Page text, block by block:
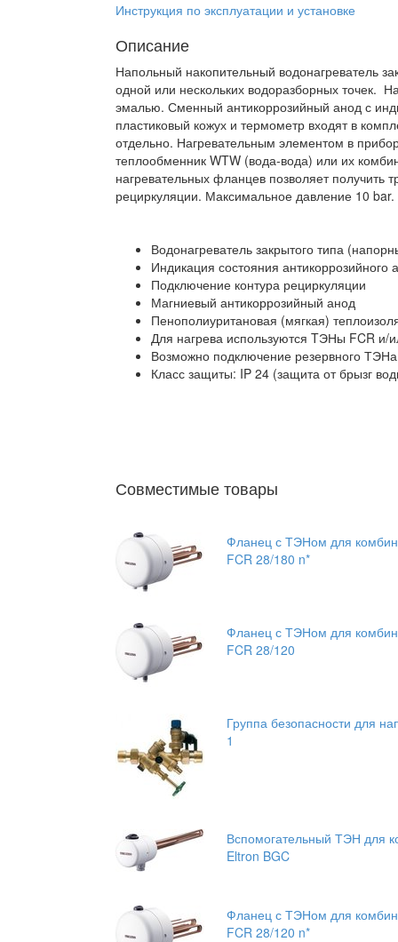
Инструкция по эксплуатации и установке
Описание
Напольный накопительный водонагреватель
одной или нескольких водоразборных точек.
эмалью. Сменный антикоррозийный анод с
пластиковый кожух и термометр входят в
отдельно. Нагревательным элементом в
теплообменник WTW (вода-вода) или их
нагревательных фланцев позволяет получить
рециркуляции. Максимальное давление 10 bar.
Водонагреватель закрытого типа
Индикация состояния антикоррозийного
Подключение контура рециркуляции
Магниевый антикоррозийный анод
Пенополиуритановая (мягкая)
Для нагрева используются TЭНы FCR и/
Возможно подключение резервного
Класс защиты: IP 24 (защита от брызг
Совместимые товары
Фланец с ТЭНом для
FCR 28/180 n*
Фланец с ТЭНом для
FCR 28/120
Группа безопасности для
1
Вспомогательный ТЭН для
Eltron BGC
Фланец с ТЭНом для
FCR 28/120 n*